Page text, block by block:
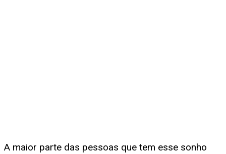
A maior parte das pessoas que tem esse sonho